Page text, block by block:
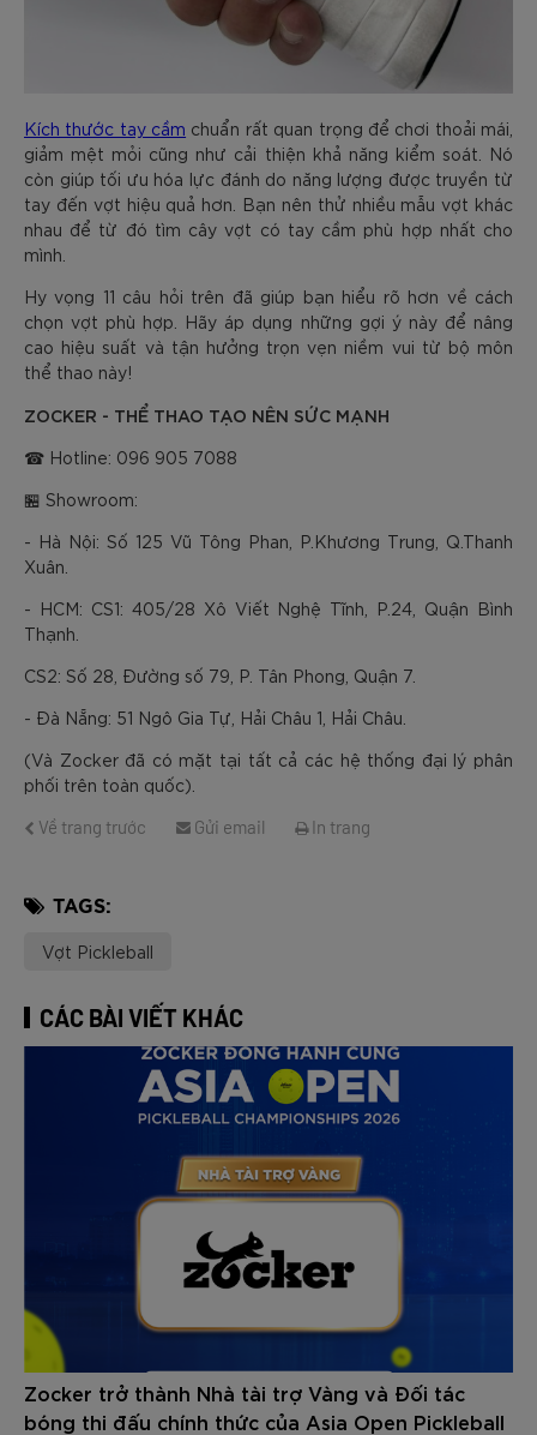
Kích thước tay cầm chuẩn rất quan trọng để chơi thoải mái,
giảm mệt mỏi cũng như cải thiện khả năng kiểm soát. Nó
còn giúp tối ưu hóa lực đánh do năng lượng được truyền từ
tay đến vợt hiệu quả hơn. Bạn nên thử nhiều mẫu vợt khác
nhau để từ đó tìm cây vợt có tay cầm phù hợp nhất cho
mình.
Hy vọng 11 câu hỏi trên đã giúp bạn hiểu rõ hơn về cách
chọn vợt phù hợp. Hãy áp dụng những gợi ý này để nâng
cao hiệu suất và tận hưởng trọn vẹn niềm vui từ bộ môn
thể thao này!
ZOCKER - THỂ THAO TẠO NÊN SỨC MẠNH
☎ Hotline: 096 905 7088
🏪 Showroom:
- Hà Nội: Số 125 Vũ Tông Phan, P.Khương Trung, Q.Thanh
Xuân.
- HCM: CS1: 405/28 Xô Viết Nghệ Tĩnh, P.24, Quận Bình
Thạnh.
CS2: Số 28, Đường số 79, P. Tân Phong, Quận 7.
- Đà Nẵng: 51 Ngô Gia Tự, Hải Châu 1, Hải Châu.
(Và Zocker đã có mặt tại tất cả các hệ thống đại lý phân
phối trên toàn quốc).
Về trang trước
Gửi email In trang
TAGS:
Vợt Pickleball
CÁC BÀI VIẾT KHÁC
Zocker trở thành Nhà tài trợ Vàng và Đối tác
bóng thi đấu chính thức của Asia Open Pickleball